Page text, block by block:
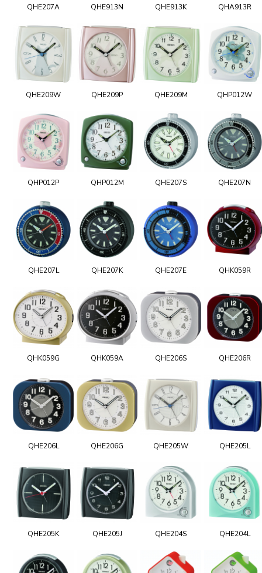
QHE207A QHE913N QHE913K QHA913R
QHE209W QHE209P QHE209M QHP012W
QHP012P QHP012M QHE207S QHE207N
QHE207L QHE207K QHE207E QHK059R
QHK059G QHK059A QHE206S QHE206R
QHE206L QHE206G QHE205W QHE205L
QHE205K QHE205J QHE204S QHE204L